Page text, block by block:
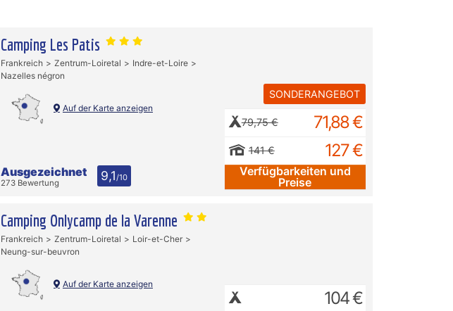
Camping Les Patis
Frankreich Zentrum-Loiretal
Indre-et-Loire
Nazelles négron
Auf der Karte anzeigen
Ausgezeichnet
273 Bewertung 9,1/10
SONDERANGEBOT
79,75 € 71,88 €
141 € 127 €
Verfügbarkeiten und
Preise
Camping Onlycamp de la Varenne
Frankreich Zentrum-Loiretal
Loir-et-Cher
Neung-sur-beuvron
Auf der Karte anzeigen
104 €